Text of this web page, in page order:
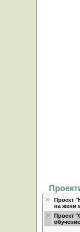
Проект
на жени
Проект